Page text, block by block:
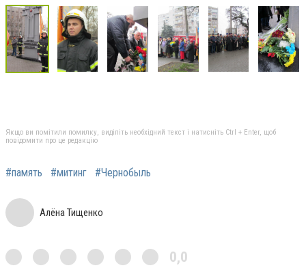
Якщо ви помітили помилку, виділіть необхідний текст і натисніть Ctrl + Enter, щоб
повідомити про це редакцію
#память #митинг #Чернобыль
Алёна Тищенко
0,0